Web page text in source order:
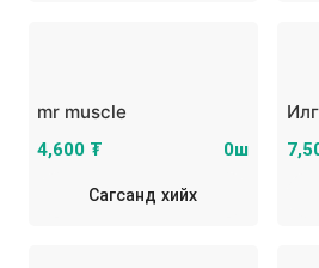
mr muscle
4,600 ₮ 0ш
Сагсанд хийх